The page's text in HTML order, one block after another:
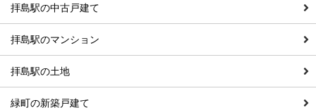
拝島駅の中古戸建て
拝島駅のマンション
拝島駅の土地
緑町の新築戸建て